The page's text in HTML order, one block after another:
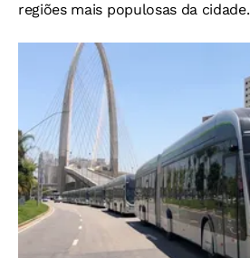
regiões mais populosas da cidade.